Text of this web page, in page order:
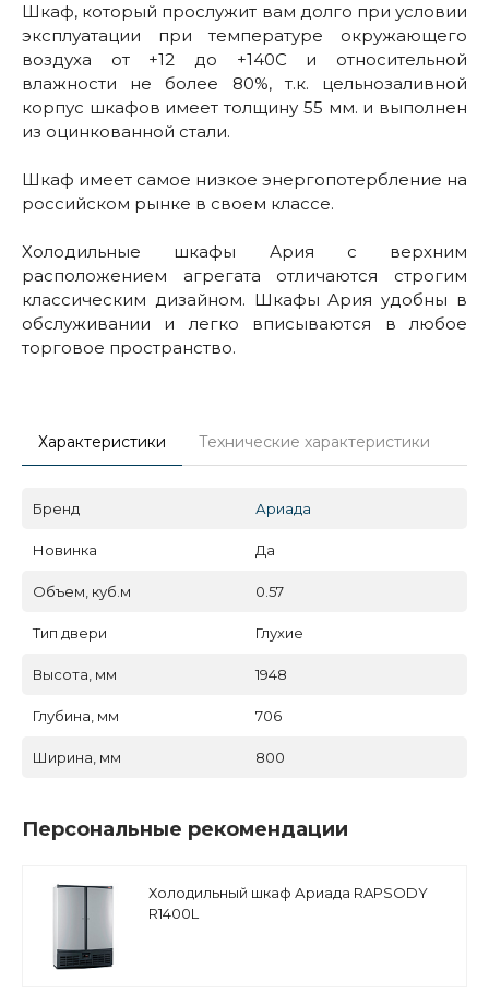
Шкаф, который прослужит вам долго при условии
эксплуатации при температуре окружающего
воздуха от +12 до +140С и относительной
влажности не более 80%, т.к. цельнозаливной
корпус шкафов имеет толщину 55 мм. и выполнен
из оцинкованной стали.
Шкаф имеет самое низкое энергопотербление на
российском рынке в своем классе.
Холодильные шкафы Ария с верхним
расположением агрегата отличаются строгим
классическим дизайном. Шкафы Ария удобны в
обслуживании и легко вписываются в любое
торговое пространство.
Характеристики Технические характеристики
Бренд Ариада
Новинка Да
Объем, куб.м 0.57
Тип двери Глухие
Высота, мм 1948
Глубина, мм 706
Ширина, мм 800
Персональные рекомендации
Холодильный шкаф Ариада RAPSODY
R1400L